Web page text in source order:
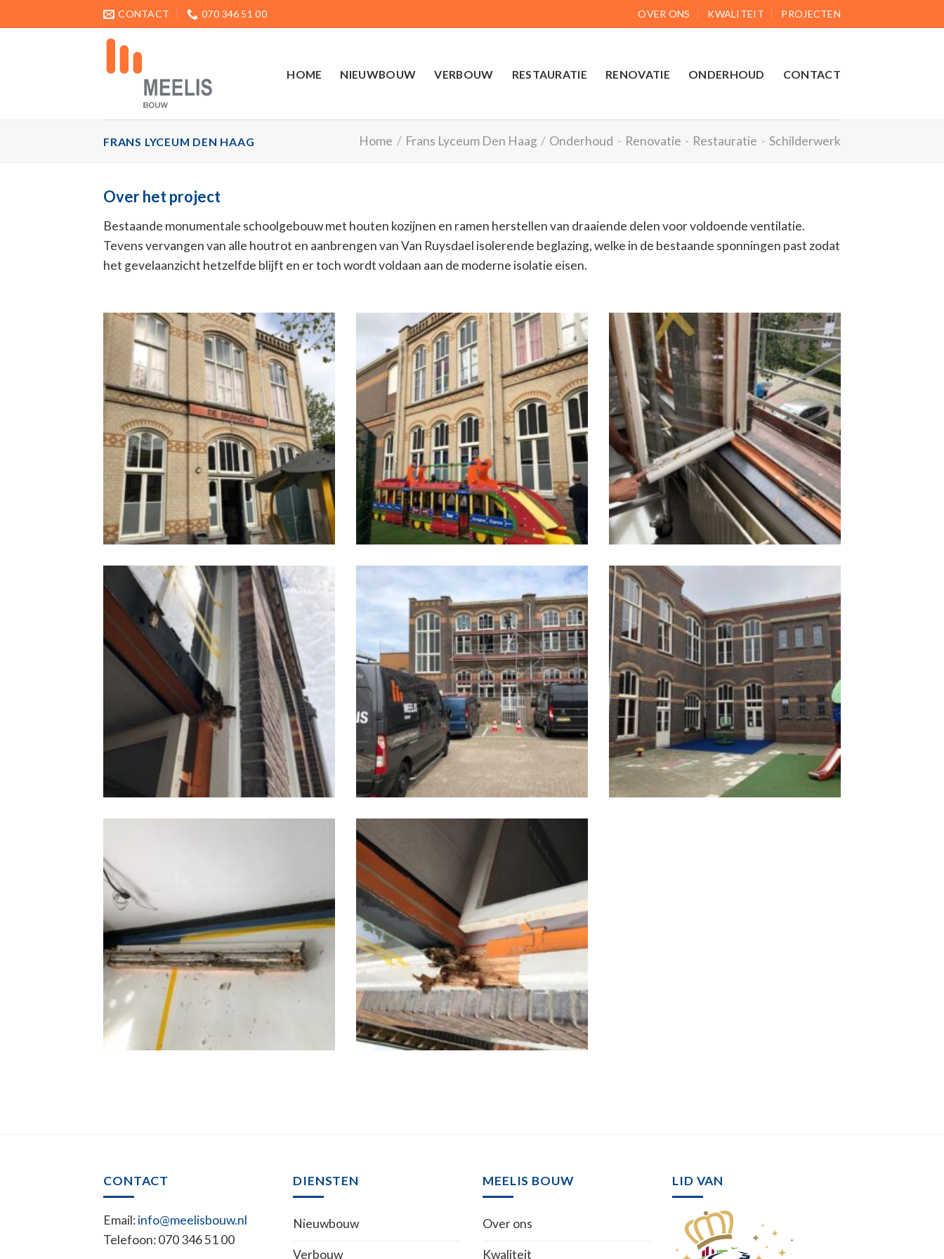
naar
CONTACT 070 346 51 00 OVER ONS KWALITEIT PROJECTEN
HOME NIEUWBOUW VERBOUW RESTAURATIE RENOVATIE ONDERHOUD CONTACT
FRANS LYCEUM DEN HAAG Home / Frans Lyceum Den Haag / Onderhoud - Renovatie - Restauratie - Schilderwerk
Over het project
Bestaande monumentale schoolgebouw met houten kozijnen en ramen herstellen van draaiende delen voor voldoende ventilatie.
Tevens vervangen van alle houtrot en aanbrengen van Van Ruysdael isolerende beglazing, welke in de bestaande sponningen past zodat
het gevelaanzicht hetzelfde blijft en er toch wordt voldaan aan de moderne isolatie eisen.
CONTACT
Email:info@meelisbouw.nl
Telefoon: 070 346 51 00
DIENSTEN
Nieuwbouw
Verbouw
MEELIS BOUW
Over ons
Kwaliteit
LID VAN